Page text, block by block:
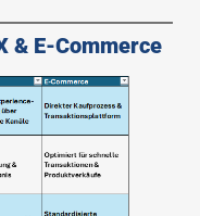
& E-Commerce